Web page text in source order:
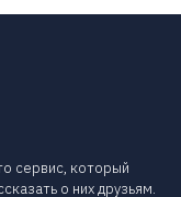
сервис, который
о них друзьям.